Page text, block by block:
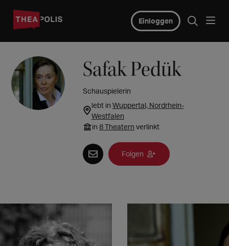
Einloggen
Safak Pedük
Schauspielerin
lebt in Wuppertal, Nordrhein-
Westfalen
in8 Theatern verlinkt
Folgen